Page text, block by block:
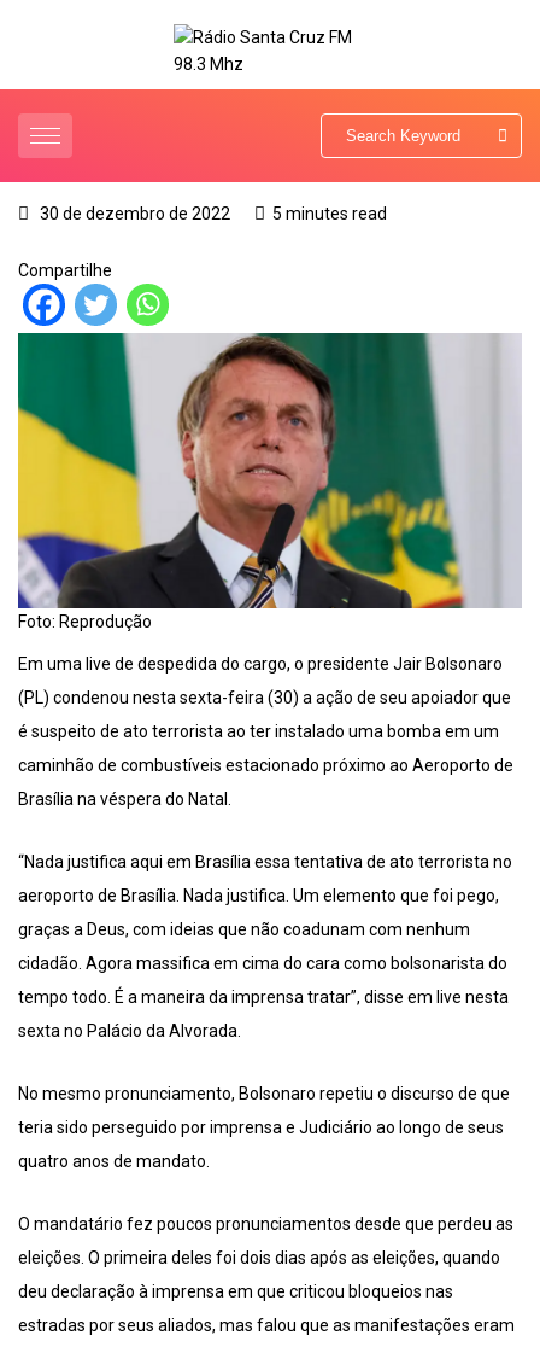
30 de dezembro de 2022 5 minutes read
Compartilhe
Foto: Reprodução
Em uma live de despedida do cargo, o presidente Jair Bolsonaro
(PL) condenou nesta sexta-feira (30) a ação de seu apoiador que
é suspeito de ato terrorista ao ter instalado uma bomba em um
caminhão de combustíveis estacionado próximo ao Aeroporto de
Brasília na véspera do Natal.
“Nada justifica aqui em Brasília essa tentativa de ato terrorista no
aeroporto de Brasília. Nada justifica. Um elemento que foi pego,
graças a Deus, com ideias que não coadunam com nenhum
cidadão. Agora massifica em cima do cara como bolsonarista do
tempo todo. É a maneira da imprensa tratar”, disse em live nesta
sexta no Palácio da Alvorada.
No mesmo pronunciamento, Bolsonaro repetiu o discurso de que
teria sido perseguido por imprensa e Judiciário ao longo de seus
quatro anos de mandato.
O mandatário fez poucos pronunciamentos desde que perdeu as
eleições. O primeira deles foi dois dias após as eleições, quando
deu declaração à imprensa em que criticou bloqueios nas
estradas por seus aliados, mas falou que as manifestações eram